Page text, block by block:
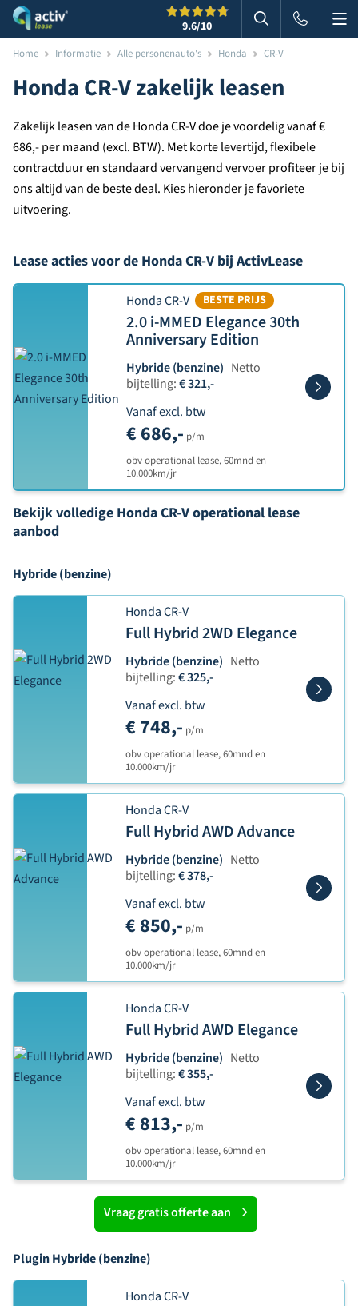
9.6/10 Zoeken in
Home Informatie Alle personenauto's Honda CR-V
Honda CR-V zakelijk leasen
Zakelijk leasen van de Honda CR-V doe je voordelig vanaf €
686,- per maand (excl. BTW). Met korte levertijd, flexibele
contractduur en standaard vervangend vervoer profiteer je bij
ons altijd van de beste deal. Kies hieronder je favoriete
uitvoering.
Lease acties voor de Honda CR-V bij ActivLease
Honda CR-V BESTE PRIJS
2.0 i-MMED Elegance 30th
Anniversary Edition
Hybride (benzine) Netto
bijtelling:€ 321,-
Vanaf excl. btw
€ 686,- p/m
obv operational lease, 60mnd en
10.000km/jr
Bekijk volledige Honda CR-V operational lease
aanbod
Hybride (benzine)
Honda CR-V
Full Hybrid 2WD Elegance
Hybride (benzine) Netto
bijtelling:€ 325,-
Vanaf excl. btw
€ 748,- p/m
obv operational lease, 60mnd en
10.000km/jr
Honda CR-V
Full Hybrid AWD Advance
Hybride (benzine) Netto
bijtelling:€ 378,-
Vanaf excl. btw
€ 850,- p/m
obv operational lease, 60mnd en
10.000km/jr
Honda CR-V
Full Hybrid AWD Elegance
Hybride (benzine) Netto
bijtelling:€ 355,-
Vanaf excl. btw
€ 813,- p/m
obv operational lease, 60mnd en
10.000km/jr
Vraag gratis offerte aan
Plugin Hybride (benzine)
Honda CR-V